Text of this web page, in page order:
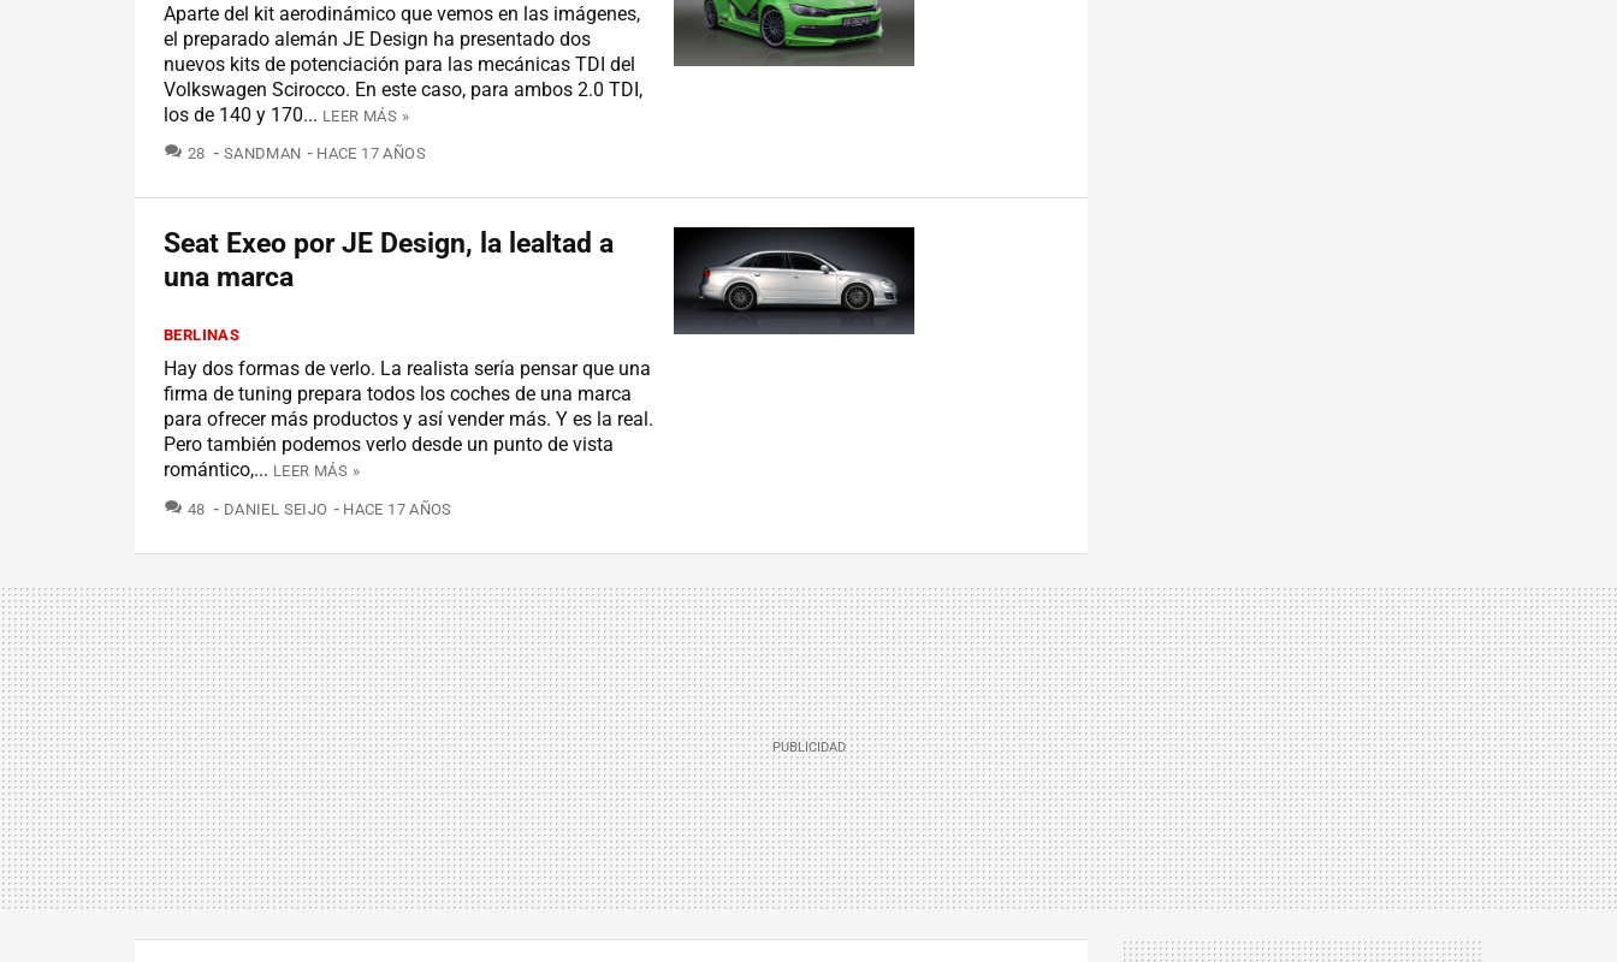
Aparte del kit aerodinámico que vemos en las imágenes,
el preparado alemán JE Design ha presentado dos
nuevos kits de potenciación para las mecánicas TDI del
Volkswagen Scirocco. En este caso, para ambos 2.0 TDI,
los de 140 y 170... LEER MÁS »
28 COMENTARIOS
SANDMAN HACE 17 AÑOS
Seat Exeo por JE Design, la lealtad a
una marca
BERLINAS
Hay dos formas de verlo. La realista sería pensar que una
firma de tuning prepara todos los coches de una marca
para ofrecer más productos y así vender más. Y es la real.
Pero también podemos verlo desde un punto de vista
romántico,... LEER MÁS »
48 COMENTARIOS
DANIEL SEIJO HACE 17 AÑOS